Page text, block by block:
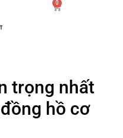
0
trọng nhất
hồ cơ